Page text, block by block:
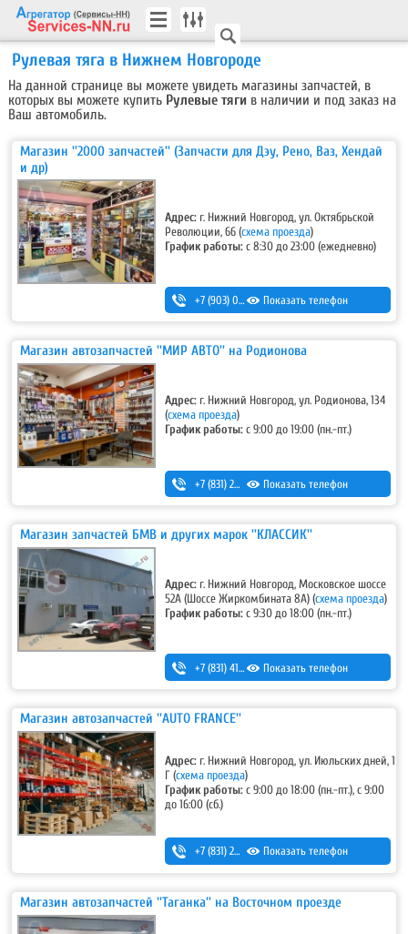
Рулевая тяга в Нижнем Новгороде
На данной странице вы можете увидеть магазины запчастей, в
которых вы можете купить Рулевые тяги в наличии и под заказ на
Ваш автомобиль.
Магазин ''2000 запчастей'' (Запчасти для Дэу, Рено, Ваз, Хендай
и др)
Адрес: г. Нижний Новгород, ул. Октябрьской
Революции, 66 (схема проезда)
График работы:с 8:30 до 23:00 (ежедневно)
+7 (903) 044-33-55 ,+7 (952) 447-12-27
Показать телефон
Магазин автозапчастей ''МИР АВТО'' на Родионова
Адрес: г. Нижний Новгород, ул. Родионова, 134
(схема проезда)
График работы:с 9:00 до 19:00 (пн.-пт.)
+7 (831) 283-03-95 ,+7 (831) 434-95-25
Показать телефон
Магазин запчастей БМВ и других марок ''КЛАССИК''
Адрес: г. Нижний Новгород, Московское шоссе
52А (Шоссе Жиркомбината 8А) (схема проезда)
График работы:c 9:30 до 18:00 (пн.-пт.)
+7 (831) 415-70-86 Показать телефон
Магазин автозапчастей ''AUTO FRANCE''
Адрес: г. Нижний Новгород, ул. Июльских дней, 1
Г (схема проезда)
График работы:с 9:00 до 18:00 (пн.-пт.), с 9:00
до 16:00 (сб.)
+7 (831) 291-19-79 Показать телефон
Магазин автозапчастей ''Таганка'' на Восточном проезде